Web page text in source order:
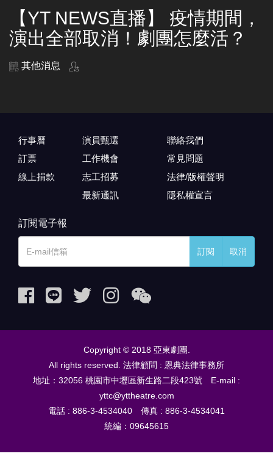
【YT NEWS直播】 疫情期間，
演出全部取消！劇團怎麼活？
其他消息
行事曆
訂票
線上捐款
演員甄選
工作機會
志工招募
最新通訊
聯絡我們
常見問題
法律/版權聲明
隱私權宣言
訂閱電子報
訂閱 取消
Copyright © 2018 亞東劇團.
All rights reserved. 法律顧問 : 恩典法律事務所
地址：32056 桃園市中壢區新生路二段423號 E-mail :
yttc@yttheatre.com
電話 : 886-3-4534040 傳真 : 886-3-4534041
統編：09645615